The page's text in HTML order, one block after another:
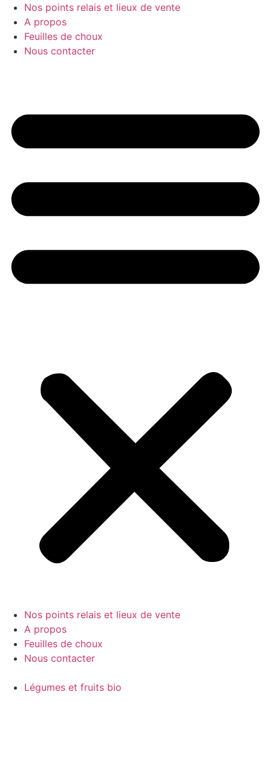
Nos points relais et lieux de vente
A propos
Feuilles de choux
Nous contacter
Nos points relais et lieux de vente
A propos
Feuilles de choux
Nous contacter
Légumes et fruits bio